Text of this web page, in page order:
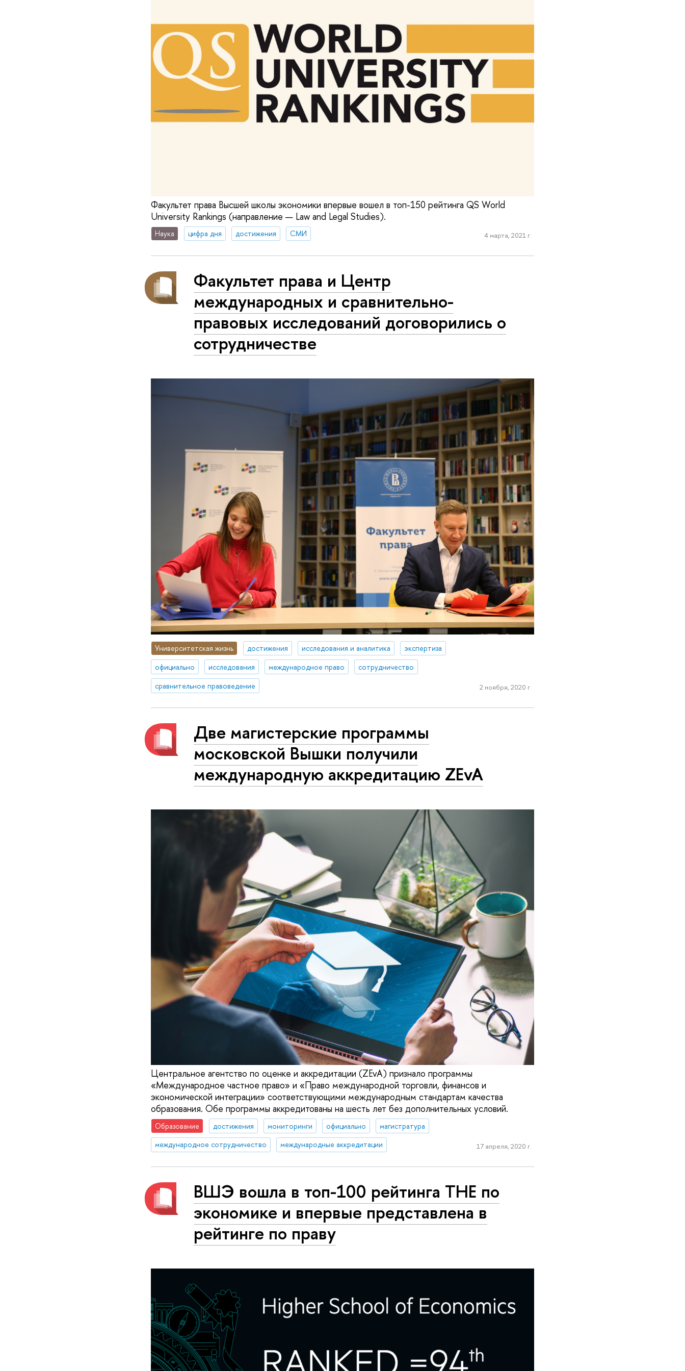
Факультет права Высшей школы экономики впервые вошел в топ-150 рейтинга QS World
University Rankings (направление — Law and Legal Studies).
Наука цифра дня достижения СМИ 4 марта, 2021 г.
Факультет права и Центр
международных и сравнительно-
правовых исследований договорились о
сотрудничестве
Университетская жизнь достижения исследования и аналитика
экспертиза
официально
исследования международное право
сотрудничество
сравнительное правоведение
2 ноября, 2020 г.
Две магистерские программы
московской Вышки получили
международную аккредитацию ZEvA
Центральное агентство по оценке и аккредитации (ZEvA) признало программы
«Международное частное право» и «Право международной торговли, финансов и
экономической интеграции» соответствующими международным стандартам качества
образования. Обе программы аккредитованы на шесть лет без дополнительных условий.
Образование достижения мониторинги официально
магистратура
международное сотрудничество
международные аккредитации 17 апреля, 2020 г.
ВШЭ вошла в топ-100 рейтинга ТНЕ по
экономике и впервые представлена в
рейтинге по праву